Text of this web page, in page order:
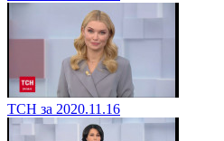
ТСН за 2020.11.16